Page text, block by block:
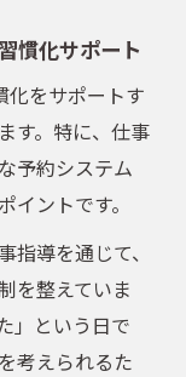
慣化サポート
化をサポートす
す。特に、仕事
予約システム
ントです。
導を通じて、
を整えていま
」という日で
考えられるた